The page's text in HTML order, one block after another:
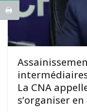
La CNA
s’organiser